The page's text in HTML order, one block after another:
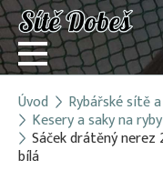
Přihlásit
Registrace
Úvod Rybářské sítě
Kesery a saky na ryby
Sáček drátěný nerez
bílá